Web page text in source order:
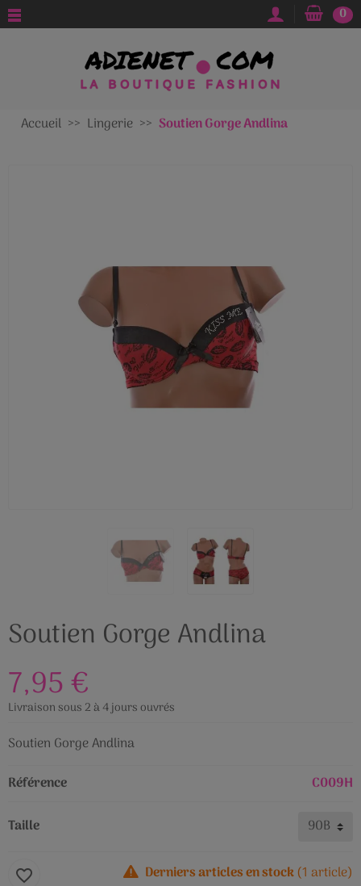
0
Accueil Lingerie Soutien Gorge Andlina
Soutien Gorge Andlina
7,95 €
Livraison sous 2 à 4 jours ouvrés
Soutien Gorge Andlina
Référence
C009H
Taille
Derniers articles en stock(1 article)
favorite_border